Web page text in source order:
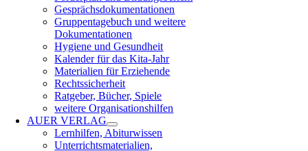
Gesprächsdokumentationen
Gruppentagebuch und weitere
Dokumentationen
Hygiene und Gesundheit
Kalender für das Kita-Jahr
Materialien für Erziehende
Rechtssicherheit
Ratgeber, Bücher, Spiele
weitere Organisationshilfen
AUER VERLAG
Lernhilfen, Abiturwissen
Unterrichtsmaterialien,